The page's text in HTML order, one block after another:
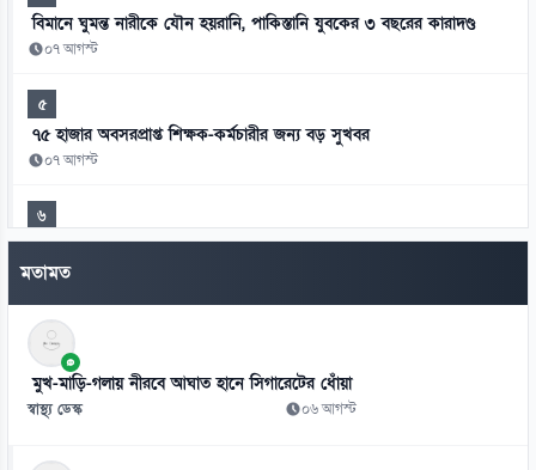
বিমানে ঘুমন্ত নারীকে যৌন হয়রানি, পাকিস্তানি যুবকের ৩ বছরের কারাদণ্ড
০৭ আগস্ট
৫
৭৫ হাজার অবসরপ্রাপ্ত শিক্ষক-কর্মচারীর জন্য বড় সুখবর
০৭ আগস্ট
৬
মিস ওয়ার্ল্ডের মঞ্চে বাংলাদেশের প্রতিনিধি সামানজার
০৭ আগস্ট
৭
আদালতের রায় উপেক্ষা করে ট্রাম্পের নতুন নাগরিকত্ব আদেশ
০৭ আগস্ট
মতামত
মুখ-মাড়ি-গলায় নীরবে আঘাত হানে সিগারেটের ধোঁয়া
স্বাস্থ্য ডেস্ক ০৬ আগস্ট